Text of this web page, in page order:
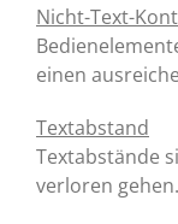
Nicht-Text-
einen
Textabstand
Textabstände
verloren gehen.